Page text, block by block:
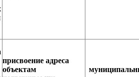
присвоение адреса
объектам